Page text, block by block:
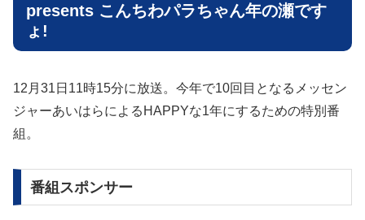
presents こんちわパラちゃん年の瀬です
ょ!
12月31日11時15分に放送。今年で10回目となるメッセン
ジャーあいはらによるHAPPYな1年にするための特別番
組。
番組スポンサー